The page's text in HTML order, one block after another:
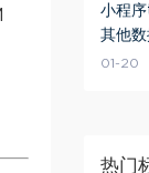
小程
其他
01-20
热门